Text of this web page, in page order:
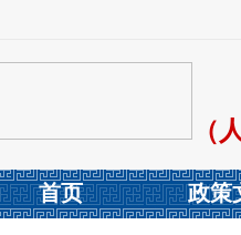
（
首页 政策